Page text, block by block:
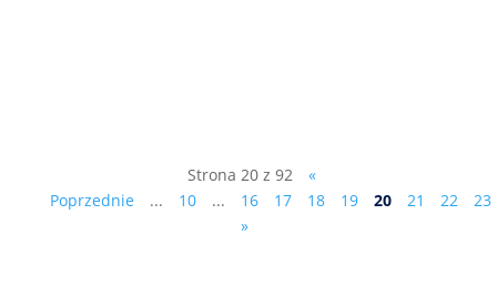
Strona 20 z 92
«
Poprzednie
... 10 ... 16 17 18 19 20 21 22
23
»